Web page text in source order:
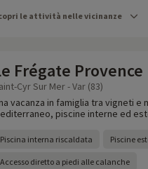
le attività nelle vicinanze
Frégate Provence
Cyr Sur Mer - Var (83)
vacanza in famiglia tra vigneti e
piscine interne ed
Piscina interna riscaldata Piscine
Accesso diretto a piedi alle calanche